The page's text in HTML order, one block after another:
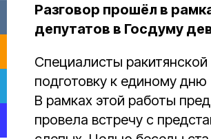
Разговор прошёл в
депутатов в Госдуму
Специалисты
подготовку к единому
В рамках этой работы п
провела встречу с